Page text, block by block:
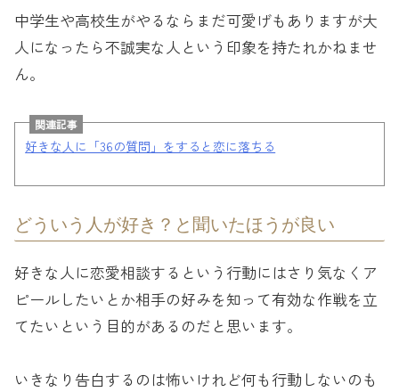
中学生や高校生がやるならまだ可愛げもありますが大
人になったら不誠実な人という印象を持たれかねませ
ん。
関連記事
好きな人に「36の質問」をすると恋に落ちる
どういう人が好き？と聞いたほうが良い
好きな人に恋愛相談するという行動にはさり気なくア
ピールしたいとか相手の好みを知って有効な作戦を立
てたいという目的があるのだと思います。
いきなり告白するのは怖いけれど何も行動しないのも